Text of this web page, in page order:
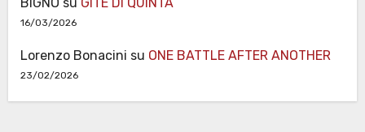
16/03/2026
Lorenzo Bonacini su ONE BATTLE AFTER ANOTHER
23/02/2026